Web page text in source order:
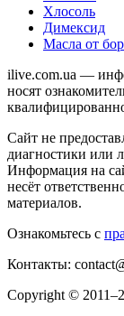
Хлосоль
Димексид
Масла от
ilive.com.ua —
носят
Сайт не
диагностики или
Информация на
несёт
материалов.
Ознакомьтесь с
Контакты:
Copyright ©